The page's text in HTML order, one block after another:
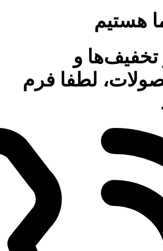
هستیم
تخفیف‌ها و
لطفا فرم